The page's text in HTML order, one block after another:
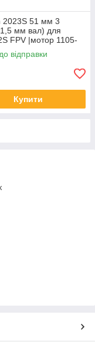
2023S 51 мм 3
мм вал) для
FPV |мотор 1105-
шт, Clear Gray)
відправки
Купити